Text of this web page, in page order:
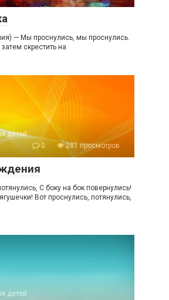
— Мы проснулись, мы проснулись.
скрестить на
детей
0
281 просмотров
С боку на бок повернулись!
Вот проснулись, потянулись,
детей